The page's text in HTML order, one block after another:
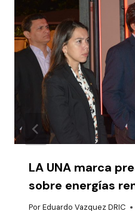
LA UNA marca
sobre energías
PorEduardo Vazquez DRIC